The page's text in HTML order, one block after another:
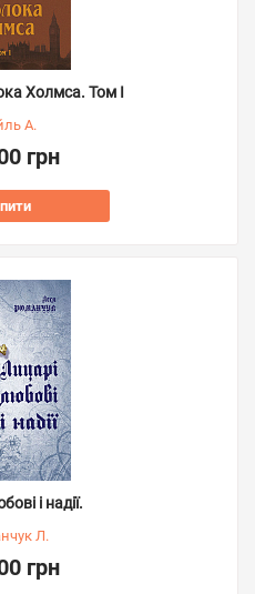
Холмса. Том I
А.
грн
і надії.
Л.
грн